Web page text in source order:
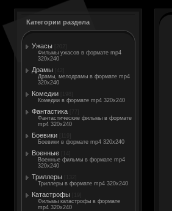
Категории раздела
Ужасы
Фильмы ужасов в формате mp4
320x240
Драмы
Драмы, мелодрамы в формате mp4
320x240
Комедии
Комедии в формате mp4 320x240
Фантастика
Фантастические фильмы в формате
mp4 320x240
Боевики
Боевики в формате mp4 320x240
Военные
Военные фильмы в формате mp4
320x240
Триллеры
Триллеры в формате mp4 320x240
Катастрофы
Фильмы катастрофы в формате
mp4 320x240